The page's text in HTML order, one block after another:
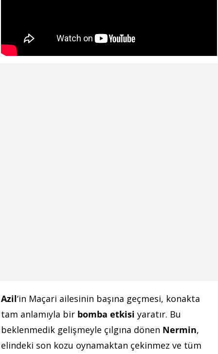
Azil‘in Maçari ailesinin başına geçmesi, konakta
tam anlamıyla bir bomba etkisi yaratır. Bu
beklenmedik gelişmeyle çılgına dönen Nermin,
elindeki son kozu oynamaktan çekinmez ve tüm